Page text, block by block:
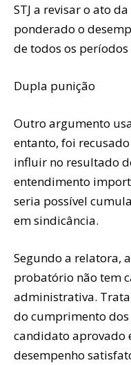
STJ a revisar o ato
ponderado o
de todos os
Dupla punição
Outro argumento
entanto, foi recusado
influir no resultado
entendimento
seria possível
em sindicância.
Segundo a relatora,
probatório não tem
administrativa.
do cumprimento
candidato aprovado
desempenho